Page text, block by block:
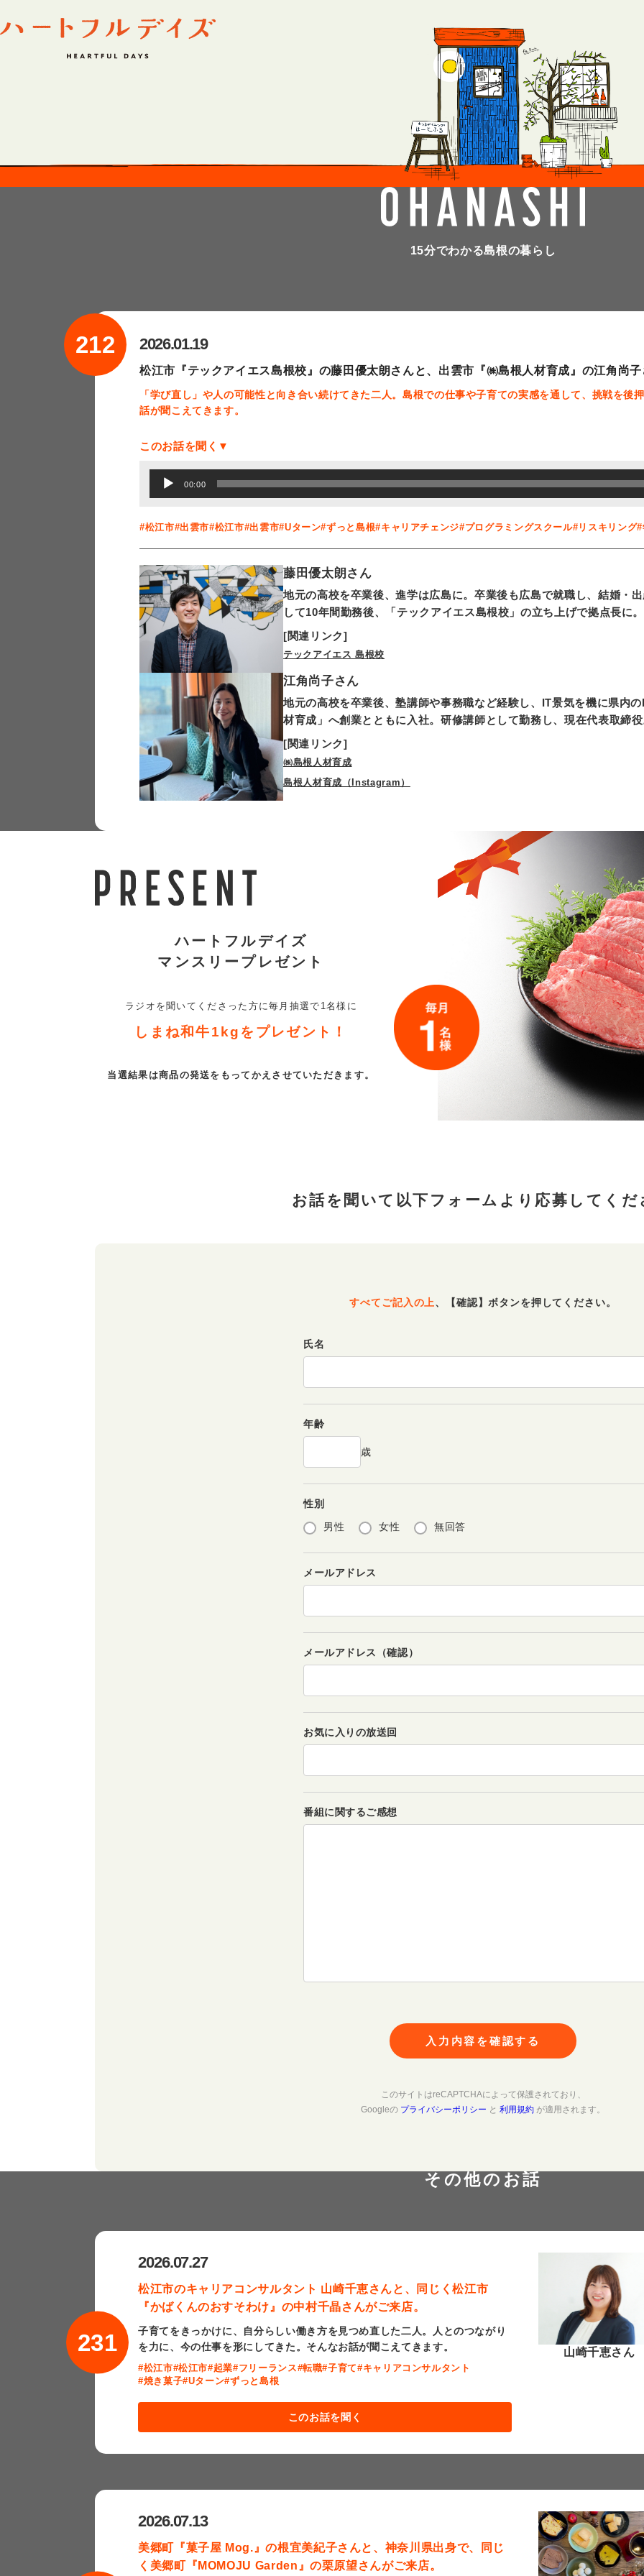
15分でわかる島根の暮らし
212 2026.01.19
松江市『テックアイエス島根校』の藤田優太朗さんと、出雲市『㈱島根人材育成』の江角尚
「学び直し」や人の可能性と向き合い続けてきた二人。島根での仕事や子育ての実感を通して、挑戦を後
話が聞こえてきます。
このお話を聞く▼
声
ヤ
ー
00:00
#松江市#出雲市#松江市#出雲市#Uターン#ずっと島根#キャリアチェンジ#プログラミングスクール#リスキリング
藤田優太朗さん
地元の高校を卒業後、進学は広島に。卒業後も広島で就職し、結婚・
して10年間勤務後、「テックアイエス島根校」の立ち上げで拠点長に。
[関連リンク]
テックアイエス 島根校
江角尚子さん
地元の高校を卒業後、塾講師や事務職など経験し、IT景気を機に県内
材育成」へ創業とともに入社。研修講師として勤務し、現在代表取締
[関連リンク]
㈱島根人材育成
島根人材育成（Instagram）
ハートフルデイズ
マンスリープレゼント
ラジオを聞いてくださった方に毎月抽選で1名様に
しまね和牛1kgを プレゼント！
当選結果は商品の発送をもって かえさせていただきます。
お話を聞いて以下フォームより 応募してくだ
すべてご記入の上、 【確認】ボタンを押してください。
氏名
年齢
歳
性別
男性
女性 無回答
メールアドレス
メールアドレス（確認）
お気に入りの放送回
番組に関するご感想
入力内容を確認する
このサイトはreCAPTCHAによって保護されており、
Googleの プライバシーポリシー と 利用規約 が適用されます。
その他のお話
231
2026.07.27
松江市のキャリアコンサルタント 山崎千恵さんと、同じく松江市
『かばくんのおすそわけ』の中村千晶さんがご来店。
子育てをきっかけに、自分らしい働き方を見つめ直した二人。人とのつながり
を力に、今の仕事を形にしてきた。そんなお話が聞こえてきます。
#松江市#松江市#起業#フリーランス#転職#子育て#キャリアコンサルタント
#焼き菓子#Uターン#ずっと島根
このお話を聞く
山崎千恵さん
2026.07.13
美郷町『菓子屋 Mog.』の根宜美紀子さんと、神奈川県出身で、同じ
く美郷町『MOMOJU Garden』の栗原望さんがご来店。